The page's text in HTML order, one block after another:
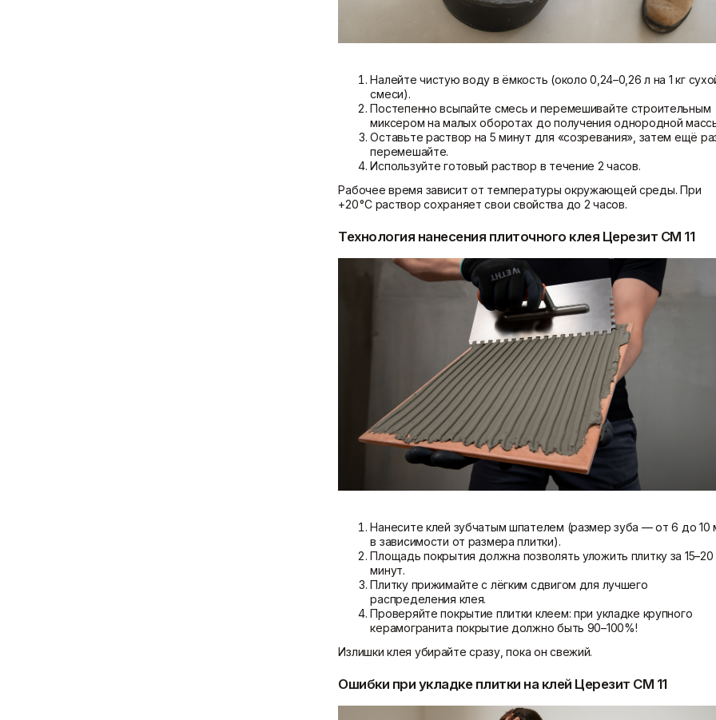
Налейте чистую воду в ёмкость (около 0,24–0,26 л на 1 кг
смеси).
Постепенно всыпайте смесь и перемешивайте строительным
миксером на малых оборотах до получения однородной
Оставьте раствор на 5 минут для «созревания», затем ещё
перемешайте.
Используйте готовый раствор в течение 2 часов.
Рабочее время зависит от температуры окружающей среды. При
+20 °C раствор сохраняет свои свойства до 2 часов.
Технология нанесения плиточного клея Церезит CM 11
Нанесите клей зубчатым шпателем (размер зуба — от 6 до 10
в зависимости от размера плитки).
Площадь покрытия должна позволять уложить плитку за 15–20
минут.
Плитку прижимайте с лёгким сдвигом для лучшего
распределения клея.
Проверяйте покрытие плитки клеем: при укладке крупного
керамогранита покрытие должно быть 90–100%!
Излишки клея убирайте сразу, пока он свежий.
Ошибки при укладке плитки на клей Церезит CM 11